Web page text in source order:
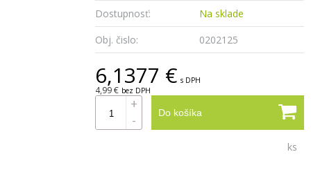
Dostupnosť:
Na sklade
Obj. čislo:
0202125
6,1377 € s DPH
4,99 € bez DPH
Do košíka
+
-
ks